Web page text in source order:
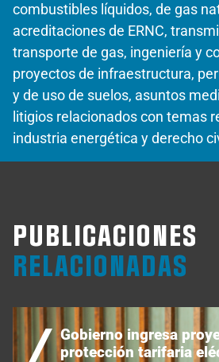
combustibles líquidos, de gas
acreditaciones de ERNC,
transporte de gas, ingeniería y
proyectos de infraestructura,
y de uso de suelos, asuntos
litigios relacionados con temas
industria energética y derecho
PUBLICACIONES
RELACIONADAS
Gobierno ingresa
protección tarifaria